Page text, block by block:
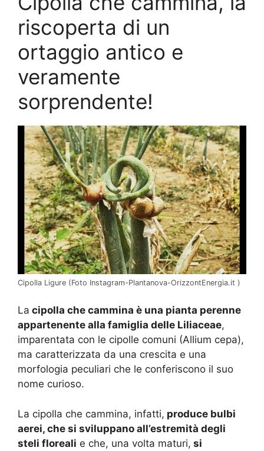
riscoperta di un
ortaggio antico e
veramente
sorprendente!
Cipolla Ligure (Foto Instagram-Plantanova-OrizzontEnergia.it )
La cipolla che cammina è una pianta perenne
appartenente alla famiglia delle Liliaceae,
imparentata con le cipolle comuni (Allium cepa),
ma caratterizzata da una crescita e una
morfologia peculiari che le conferiscono il suo
nome curioso.
La cipolla che cammina, infatti, produce bulbi
aerei, che si sviluppano all’estremità degli
steli floreali e che, una volta maturi, si